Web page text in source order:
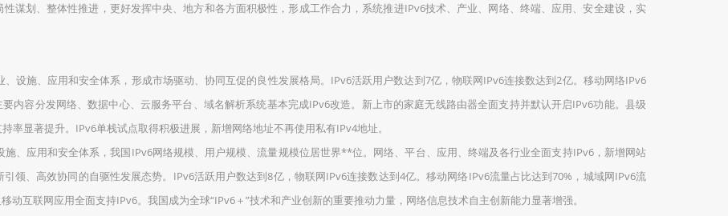
划、整体性推进，更好发挥中央、地方和各方面积极性，形成工作合力，系统推进IPv6技术、产业、网络、终端、应用、安全建设，实
施、应用和安全体系，形成市场驱动、协同互促的良性发展格局。IPv6活跃用户数达到7亿，物联网IPv6连接数达到2亿。移动网络IPv6
内容分发网络、数据中心、云服务平台、域名解析系统基本完成IPv6改造。新上市的家庭无线路由器全面支持并默认开启IPv6功能。县级
率显著提升。IPv6单栈试点取得积极进展，新增网络地址不再使用私有IPv4地址。
应用和安全体系，我国IPv6网络规模、用户规模、流量规模位居世界**位。网络、平台、应用、终端及各行业全面支持IPv6，新增网站
领、高效协同的自驱性发展态势。IPv6活跃用户数达到8亿，物联网IPv6连接数达到4亿。移动网络IPv6流量占比达到70%，城域网IPv6流
互联网应用全面支持IPv6。我国成为全球“IPv6＋”技术和产业创新的重要推动力量，网络信息技术自主创新能力显著增强。